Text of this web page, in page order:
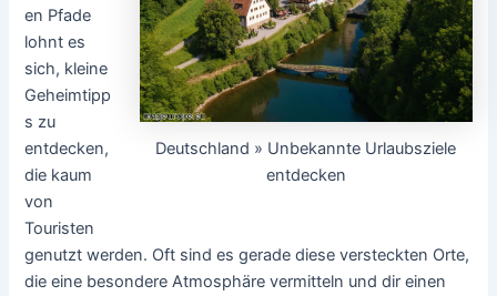
Deutschland » Unbekannte Urlaubsziele
entdecken
en Pfade
lohnt es
sich, kleine
Geheimtipp
s zu
entdecken,
die kaum
von
Touristen
genutzt werden. Oft sind es gerade diese versteckten Orte,
die eine besondere Atmosphäre vermitteln und dir einen